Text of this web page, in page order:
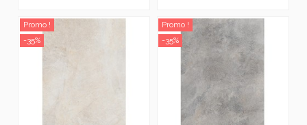
Promo !
-35%
Promo !
-35%